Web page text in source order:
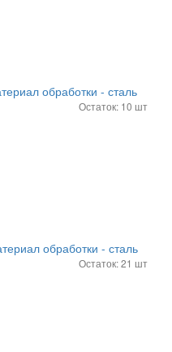
обработки - сталь
Остаток: 10 шт
обработки - сталь
Остаток: 21 шт